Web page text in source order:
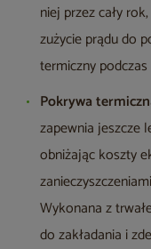
niej przez cały
zużycie prądu do
termiczny
Pokrywa
zapewnia jeszcze
obniżając koszty
Wykonana z
do zakładania i